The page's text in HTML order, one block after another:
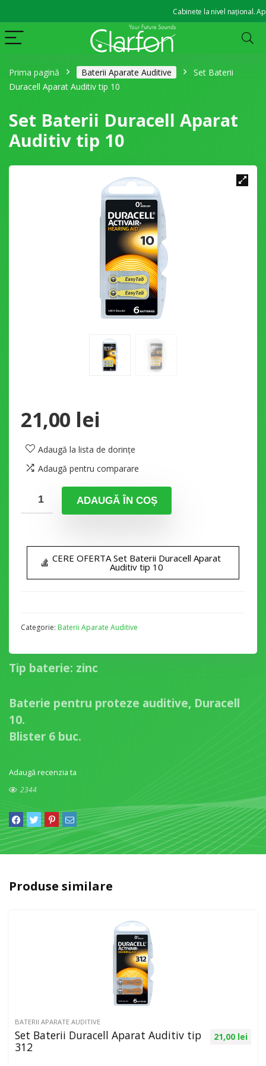
Cabinete la nivel național.
Prima pagină Baterii Aparate Auditive
Set Baterii
Duracell Aparat Auditiv tip 10
Set Baterii Duracell Aparat
Auditiv tip 10
21,00 lei
Adaugă la lista de dorințe
Adaugă pentru comparare
ADAUGĂ ÎN COȘ
CERE OFERTA Set Baterii Duracell Aparat
Auditiv tip 10
Categorie: Baterii Aparate Auditive
Tip baterie: zinc
Baterie pentru proteze auditive, Duracell
10.
Blister 6 buc.
Adaugă recenzia ta
2344
Produse similare
BATERII APARATE AUDITIVE
Set Baterii Duracell Aparat Auditiv tip
312
21,00 lei